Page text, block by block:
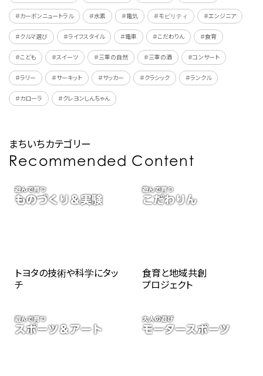
＃カーボンニュートラル ＃水素 ＃電気 ＃モビリティ ＃エンジニア
＃クルマ選び ＃ライフスタイル ＃電車 ＃こだわりん ＃食育
＃こども ＃スイーツ ＃三重の自然 ＃三重の酒 ＃コンサート
＃ラリー ＃サーキット ＃サッカー ＃クラシック ＃ランクル
＃カローラ ＃クレヨンしんちゃん
まちいちカテゴリー
Recommended Content
トヨタの技術や科学にタッ
チ
食育と地域共創
プロジェクト